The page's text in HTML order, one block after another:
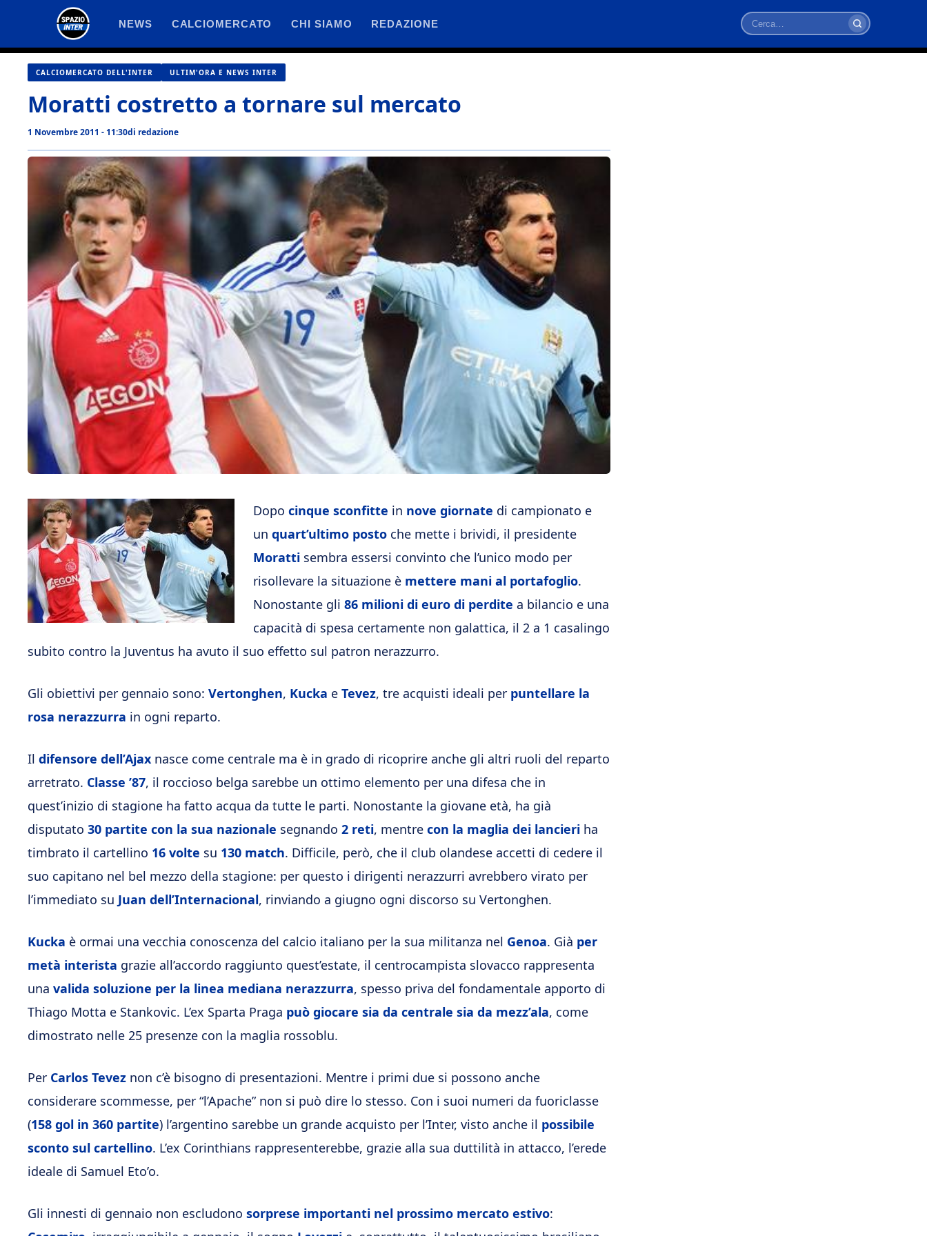
contenuto
NEWS CALCIOMERCATO CHI SIAMO REDAZIONE
Cerca
CALCIOMERCATO DELL'INTER ULTIM'ORA E NEWS INTER
Moratti costretto a tornare sul mercato
1 Novembre 2011 - 11:30di redazione
Dopo cinque sconfitte in nove giornate di campionato e
un quart’ultimo posto che mette i brividi, il presidente
Moratti sembra essersi convinto che l’unico modo per
risollevare la situazione è mettere mani al portafoglio.
Nonostante gli 86 milioni di euro di perdite a bilancio e una
capacità di spesa certamente non galattica, il 2 a 1 casalingo
subito contro la Juventus ha avuto il suo effetto sul patron nerazzurro.
Gli obiettivi per gennaio sono: Vertonghen, Kucka e Tevez, tre acquisti ideali per puntellare la
rosa nerazzurra in ogni reparto.
Il difensore dell’Ajax nasce come centrale ma è in grado di ricoprire anche gli altri ruoli del reparto
arretrato. Classe ’87, il roccioso belga sarebbe un ottimo elemento per una difesa che in
quest’inizio di stagione ha fatto acqua da tutte le parti. Nonostante la giovane età, ha già
disputato 30 partite con la sua nazionale segnando 2 reti, mentre con la maglia dei lancieri ha
timbrato il cartellino 16 volte su 130 match. Difficile, però, che il club olandese accetti di cedere il
suo capitano nel bel mezzo della stagione: per questo i dirigenti nerazzurri avrebbero virato per
l’immediato su Juan dell’Internacional, rinviando a giugno ogni discorso su Vertonghen.
Kucka è ormai una vecchia conoscenza del calcio italiano per la sua militanza nel Genoa. Già per
metà interista grazie all’accordo raggiunto quest’estate, il centrocampista slovacco rappresenta
una valida soluzione per la linea mediana nerazzurra, spesso priva del fondamentale apporto di
Thiago Motta e Stankovic. L’ex Sparta Praga può giocare sia da centrale sia da mezz’ala, come
dimostrato nelle 25 presenze con la maglia rossoblu.
Per Carlos Tevez non c’è bisogno di presentazioni. Mentre i primi due si possono anche
considerare scommesse, per “l’Apache” non si può dire lo stesso. Con i suoi numeri da fuoriclasse
(158 gol in 360 partite) l’argentino sarebbe un grande acquisto per l’Inter, visto anche il possibile
sconto sul cartellino. L’ex Corinthians rappresenterebbe, grazie alla sua duttilità in attacco, l’erede
ideale di Samuel Eto’o.
Gli innesti di gennaio non escludono sorprese importanti nel prossimo mercato estivo: